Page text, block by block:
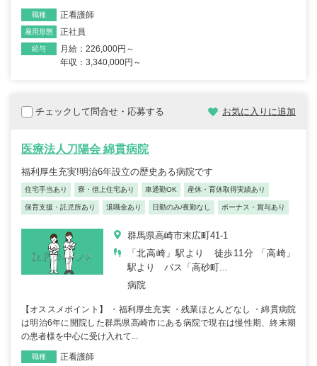
職種 正看護師
雇用形態 正社員
給与
月給：226,000円～
年収：3,340,000円～
チェックして問合せ・応募する お気に入りに追加
医療法人刀陽会 綿貫病院
福利厚生充実!明治6年設立の歴史ある病院です
住宅手当あり 寮・借上住宅あり 車通勤OK 産休・育休取得実績あり
保育支援・託児所あり 退職金あり 日勤のみ/夜勤なし ボーナス・賞与あり
群馬県高崎市末広町41-1
「北高崎」駅より 徒歩11分 「高崎」
駅より バス「高砂町...
病院
【オススメポイント】 ・福利厚生充実 ・残業ほとんどなし ・綿貫病院
は明治6年に開院した群馬県高崎市にある病院で現在は慢性期、終末期
の患者様を中心に受け入れて...
職種 正看護師